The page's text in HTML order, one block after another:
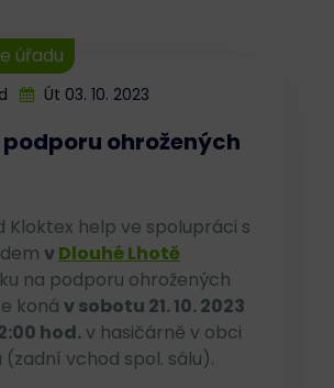
úřadu
Út 03. 10. 2023
ohrožených
Kloktex help ve spolupráci s
vDlouhé Lhotě
na podporu ohrožených
koná v sobotu 21. 10. 2023
hod.v hasičárně v obci
(zadní vchod spol. sálu).